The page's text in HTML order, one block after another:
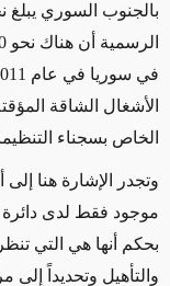
الخاص بسجناء
وتجدر الإشارة هنا إلى
موجود فقط لدى دائرة
بحكم أنها هي التي
والتأهيل وتحديداً إلى